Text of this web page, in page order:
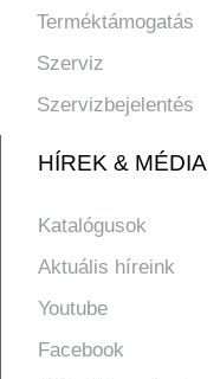
Terméktámogatás
Szerviz
Szervizbejelentés
HÍREK & MÉDIA
Katalógusok
Aktuális híreink
Youtube
Facebook